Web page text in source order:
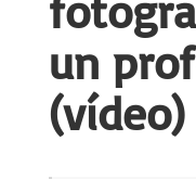
un
(vídeo)